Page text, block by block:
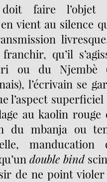
faire l’objet
vient au silence
qu’il
ou du Njembè
l’écrivain se
l’aspect
au kaolin rouge
du mbanja ou
manducation
double bind
de ne point